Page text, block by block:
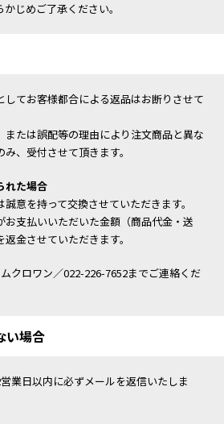
じめご了承ください。
してお客様都合による返品はお断りさせて
または誤配等の理由により注文商品と異な
、受付させて頂きます。
れた場合
意を持って交換させていただきます。
支払いいただいた金額（商品代金・送
金させていただきます。
クロワン／022-226-7652までご連絡くだ
い場合
業日以内に必ずメールを返信いたしま